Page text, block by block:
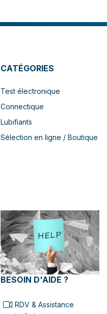
CATÉGORIES
Test électronique
Connectique
Lubifiants
Sélection en ligne / Boutique
BESOIN D'AIDE ?
RDV & Assistance